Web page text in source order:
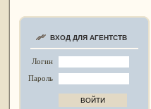
ВХОД ДЛЯ АГЕНТСТВ
Логин
Пароль